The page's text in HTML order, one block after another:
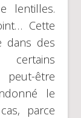
lentilles.
Cette
dans des
certains
être
le
parce